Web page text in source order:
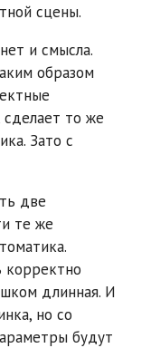
сцены.
и смысла.
образом
то же
Зато с
две
те же
длинная. И
но со
будут